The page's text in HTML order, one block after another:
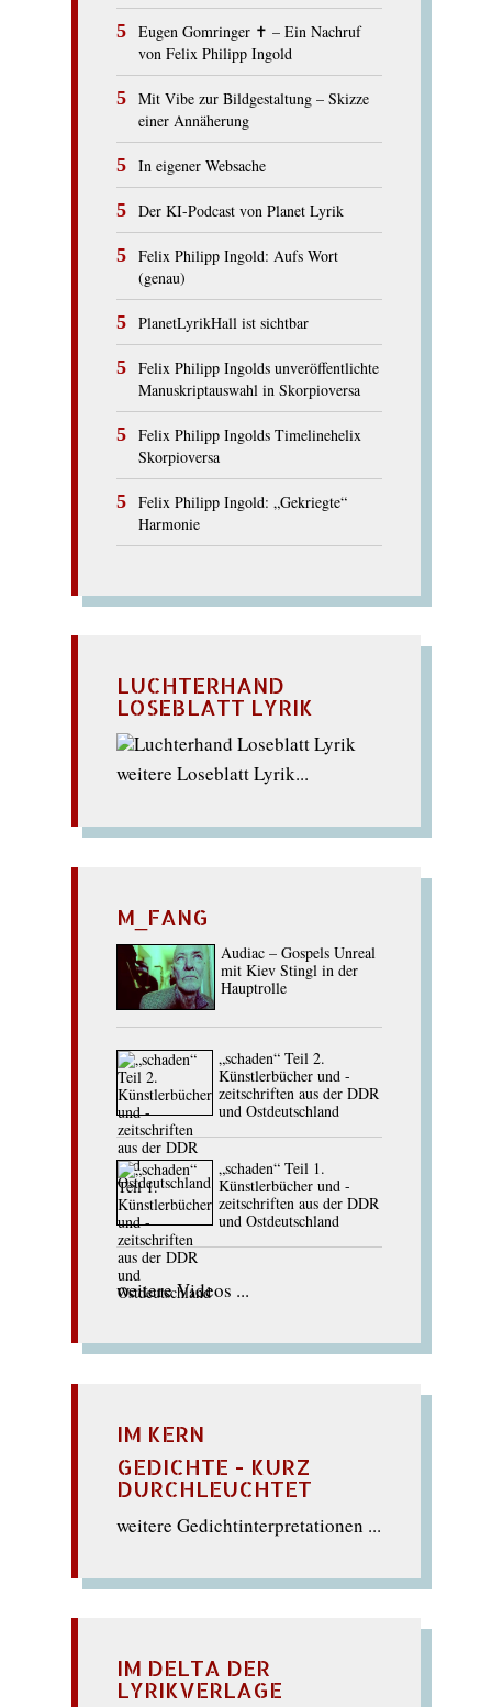
Eugen Gomringer ✝︎ – Ein Nachruf
von Felix Philipp Ingold
Mit Vibe zur Bildgestaltung – Skizze
einer Annäherung
In eigener Websache
Der KI-Podcast von Planet Lyrik
Felix Philipp Ingold: Aufs Wort
(genau)
PlanetLyrikHall ist sichtbar
Felix Philipp Ingolds unveröffentlichte
Manuskriptauswahl in Skorpioversa
Felix Philipp Ingolds Timelinehelix
Skorpioversa
Felix Philipp Ingold: „Gekriegte“
Harmonie
LUCHTERHAND
LOSEBLATT LYRIK
weitere Loseblatt Lyrik...
M_FANG
Audiac – Gospels Unreal
mit Kiev Stingl in der
Hauptrolle
„schaden“ Teil 2.
Künstlerbücher und -
zeitschriften aus der DDR
und Ostdeutschland
„schaden“ Teil 1.
Künstlerbücher und -
zeitschriften aus der DDR
und Ostdeutschland
weitere Videos ...
IM KERN
GEDICHTE - KURZ
DURCHLEUCHTET
weitere Gedichtinterpretationen ...
IM DELTA DER
LYRIKVERLAGE